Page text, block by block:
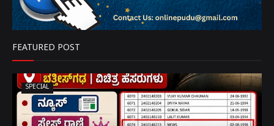
FEATURED POST
SPECIAL